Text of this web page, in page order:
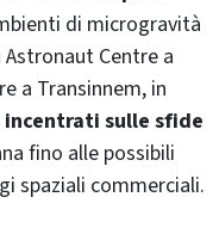
di microgravità
Centre a
a Transinnem, in
sulle sfide
fino alle possibili
spaziali commerciali.